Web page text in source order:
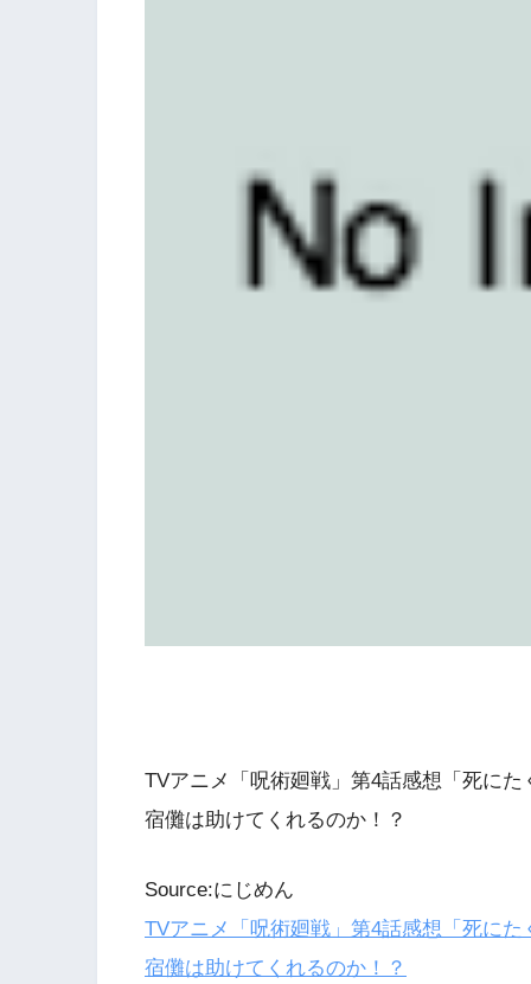
TVアニメ「呪術廻戦」第4話感想「死に
宿儺は助けてくれるのか！？
Source:にじめん
TVアニメ「呪術廻戦」第4話感想「死に
宿儺は助けてくれるのか！？